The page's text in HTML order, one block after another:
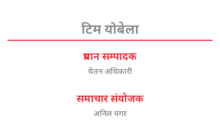
टिम योबेला
प्रधान सम्पादक
चेतन अधिकारी
समाचार संयोजक
अनिल मगर